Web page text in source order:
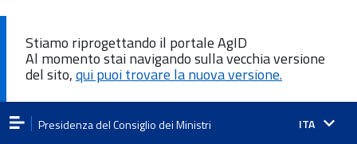
Stiamo riprogettando il portale AgID
Al momento stai navigando sulla vecchia versione
del sito,qui puoi trovare la nuova versione.
Presidenza del Consiglio dei Ministri Lingua
ITA